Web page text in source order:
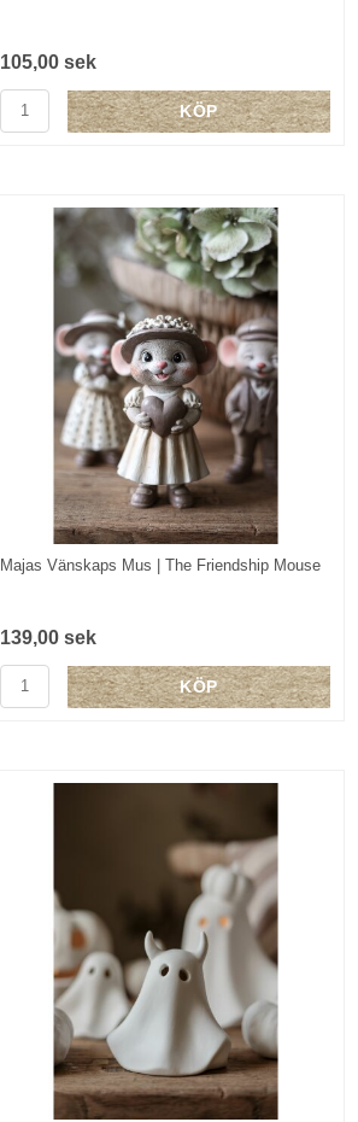
105,00 sek
KÖP
Majas Vänskaps Mus | The Friendship Mouse
139,00 sek
KÖP